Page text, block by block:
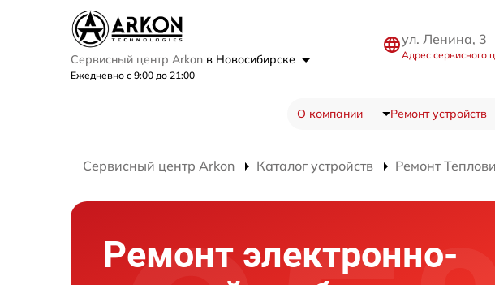
Сервисный центр Arkon в Новосибирске
Ежедневно с 9:00 до 21:00
ул. Ленина, 3
Адрес сервисного
О компании Ремонт устройств
Сервисный центр Arkon Каталог устройств Ремонт
Ремонт электронно-